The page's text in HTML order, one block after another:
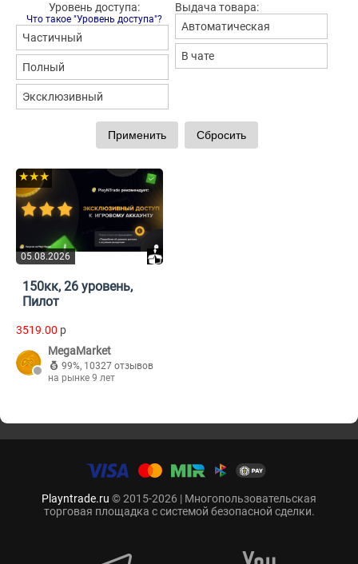
Уровень доступа:
Что такое "Уровень доступа"?
Частичный
Полный
Эксклюзивный
Выдача товара:
Автоматическая
В чате
05.08.2026
★★★
150кк, 26 уровень,
Пилот
3519.00 p
MegaMarket
99%, 10327 отзывов
на рынке 9 лет
Playntrade.ru © 2015-2026 | Многопользовательская
торговая площадка с системой безопасной сделки.